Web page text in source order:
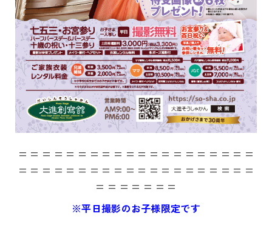
= = = = = = = = = = = = = = = = = = = =
= = = = = = = = = = = = = = = = = = = =
= = = = = = =
※平日撮影のお子様限定です